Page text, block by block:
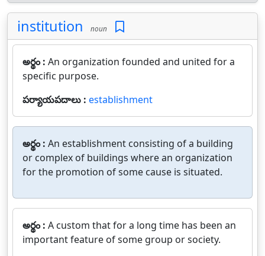
institution noun
అర్థం : An organization founded and united for a
specific purpose.
పర్యాయపదాలు : establishment
అర్థం : An establishment consisting of a building
or complex of buildings where an organization
for the promotion of some cause is situated.
అర్థం : A custom that for a long time has been an
important feature of some group or society.